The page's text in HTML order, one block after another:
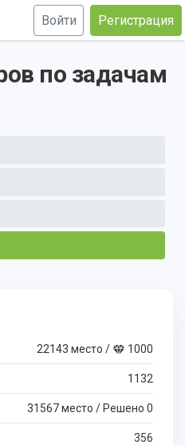
Войти Регистрация
по задачам
22143 место / 1000
1132
31567 место / Решено 0
356